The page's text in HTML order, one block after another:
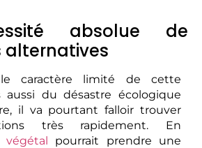
absolue de
alternatives
caractère limité de cette
aussi du désastre écologique
il va pourtant falloir trouver
très rapidement. En
végétal pourrait prendre une